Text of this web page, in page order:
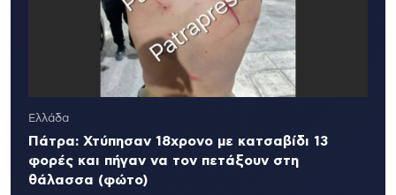
Ελλάδα
Πάτρα: Χτύπησαν 18χρονο με κατσαβίδι 13
φορές και πήγαν να τον πετάξουν στη
θάλασσα (φώτο)